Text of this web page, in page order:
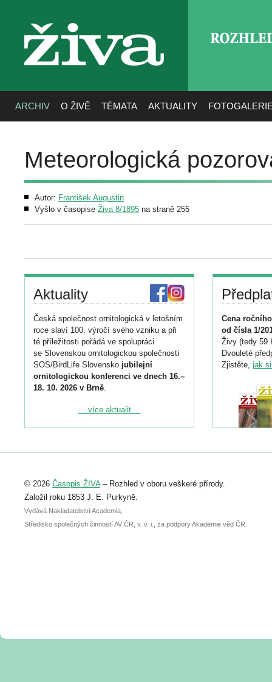
živa
ARCHIV O ŽIVĚ TÉMATA AKTUALITY
Meteorologická
Autor: František Augustin
Vyšlo v časopise Živa 8/1895 na straně 255
Aktuality
Česká společnost ornitologická v letošním
roce slaví 100. výročí svého vzniku a při
té příležitosti pořádá ve spolupráci
se Slovenskou ornitologickou společností
SOS/BirdLife Slovensko jubilejní
ornitologickou konferenci ve dnech 16.–
18. 10. 2026 v Brně.
Podrobnější informace ke konferenci
Registrovat se můžete do 6. září.
abstraktu přihlášené přednášky nebo
posteru je už 30. června.
... více aktualit ...
Cena
od čísla 1/
Živy (tedy 59
Dvouleté
Zjistěte, jak
© 2026 Časopis ŽIVA– Rozhled v oboru veškeré přírody.
Založil roku 1853 J. E. Purkyně.
Vydává Nakladatelství Academia,
Středisko společných činností AV ČR, v. v. i., za podpory Akademie věd ČR.